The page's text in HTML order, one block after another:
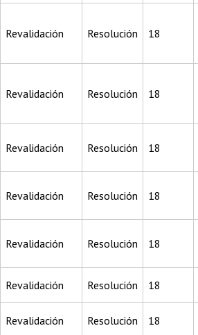
Revalidación Resolución 18
Revalidación Resolución 18
Revalidación Resolución 18
Revalidación Resolución 18
Revalidación Resolución 18
Revalidación Resolución 18
Revalidación Resolución 18